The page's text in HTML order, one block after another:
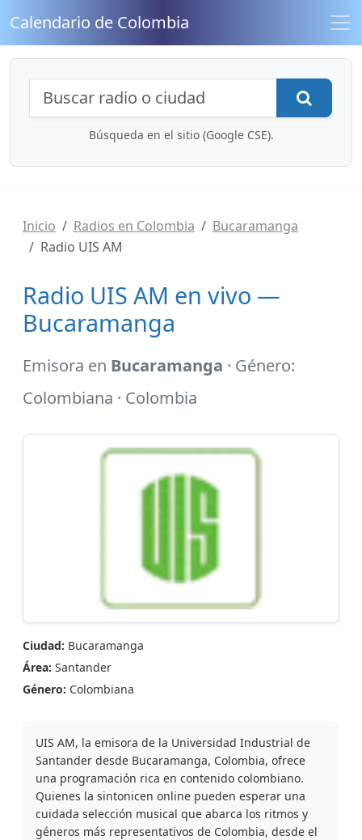
Calendario de Colombia
Búsqueda de radios y contenidos
Búsqueda en el sitio (Google CSE).
Inicio Radios en Colombia
Bucaramanga
Radio UIS AM
Radio UIS AM en vivo —
Bucaramanga
Emisora en Bucaramanga · Género:
Colombiana · Colombia
Ciudad: Bucaramanga
Área: Santander
Género: Colombiana
UIS AM, la emisora de la Universidad Industrial de
Santander desde Bucaramanga, Colombia, ofrece
una programación rica en contenido colombiano.
Quienes la sintonicen online pueden esperar una
cuidada selección musical que abarca los ritmos y
géneros más representativos de Colombia, desde el